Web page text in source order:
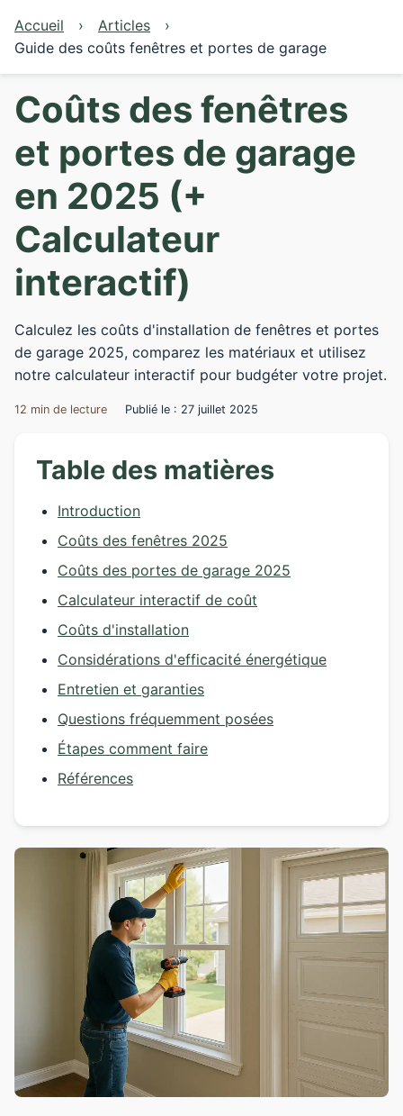
Accueil
Articles
Guide des coûts fenêtres et portes de garage
Coûts des fenêtres
et portes de garage
en 2025 (+
Calculateur
interactif)
Calculez les coûts d'installation de fenêtres et portes
de garage 2025, comparez les matériaux et utilisez
notre calculateur interactif pour budgéter votre projet.
12 min de lecture Publié le : 27 juillet 2025
Table des matières
Introduction
Coûts des fenêtres 2025
Coûts des portes de garage 2025
Calculateur interactif de coût
Coûts d'installation
Considérations d'efficacité énergétique
Entretien et garanties
Questions fréquemment posées
Étapes comment faire
Références